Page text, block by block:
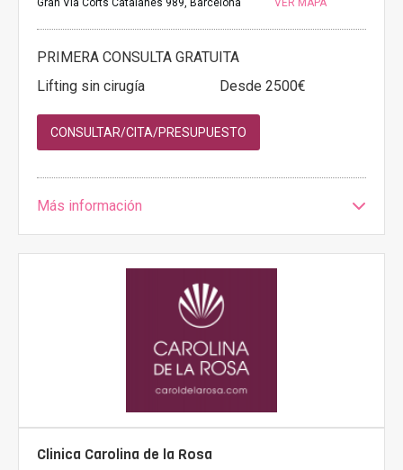
Gran Vía Corts Catalanes 989, Barcelona VER MAPA
PRIMERA CONSULTA GRATUITA
Lifting sin cirugía
Desde 2500€
CONSULTAR/CITA/PRESUPUESTO
Más información
Clinica Carolina de la Rosa